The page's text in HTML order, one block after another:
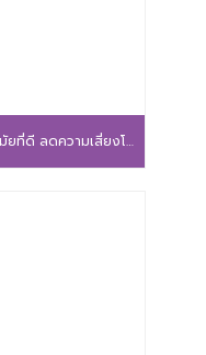
ดี ลดความเสี่ยงโรค